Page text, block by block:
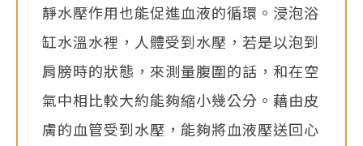
靜水壓作用也能促進血液的循環。浸泡浴
缸水溫水裡，人體受到水壓，若是以泡到
肩膀時的狀態，來測量腹圍的話，和在空
氣中相比較大約能夠縮小幾公分。藉由皮
膚的血管受到水壓，能夠將血液壓送回心